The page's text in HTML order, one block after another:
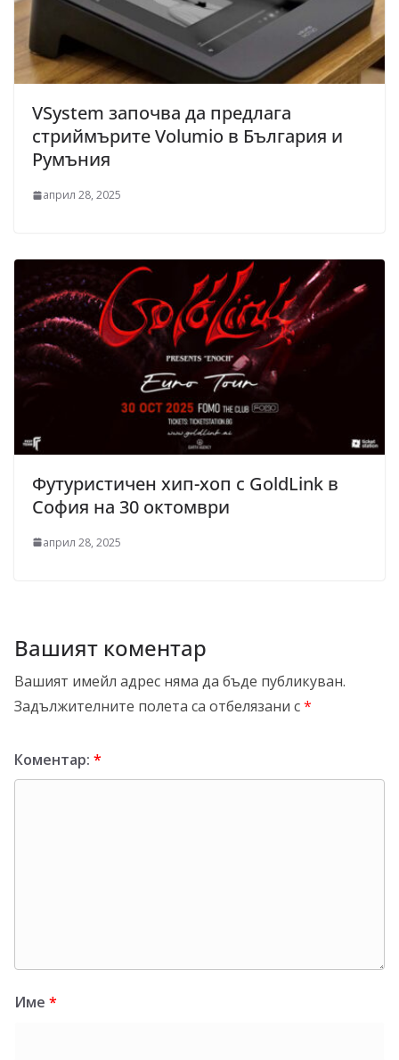
VSystem започва да предлага
стриймърите Volumio в България и
Румъния
април 28, 2025
Футуристичен хип-хоп с GoldLink в
София на 30 октомври
април 28, 2025
Вашият коментар
Вашият имейл адрес няма да бъде публикуван.
Задължителните полета са отбелязани с*
Коментар: *
Име *